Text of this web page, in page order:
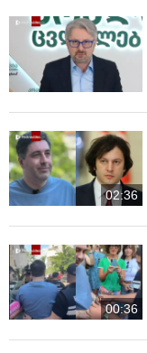
02:36
00:36